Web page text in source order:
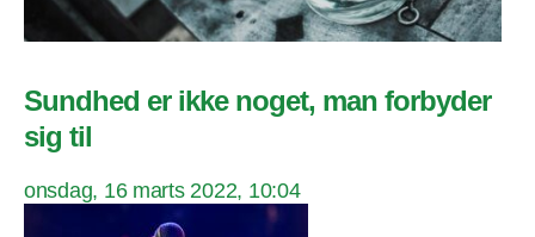
Sundhed er ikke noget, man forbyder
sig til
onsdag, 16 marts 2022, 10:04